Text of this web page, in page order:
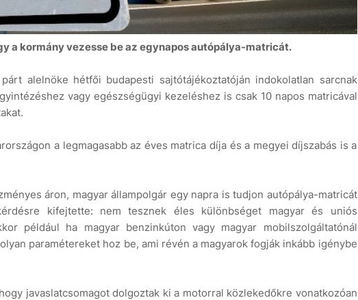
a kormány vezesse be az egynapos autópálya-matricát.
alelnöke hétfői budapesti sajtótájékoztatóján indokolatlan sarcnak
vagy egészségügyi kezeléshez is csak 10 napos matricával
a legmagasabb az éves matrica díja és a megyei díjszabás is a
áron, magyar állampolgár egy napra is tudjon autópálya-matricát
kifejtette: nem tesznek éles különbséget magyar és uniós
például ha magyar benzinkúton vagy magyar mobilszolgáltatónál
paramétereket hoz be, ami révén a magyarok fogják inkább igénybe
javaslatcsomagot dolgoztak ki a motorral közlekedőkre vonatkozóan